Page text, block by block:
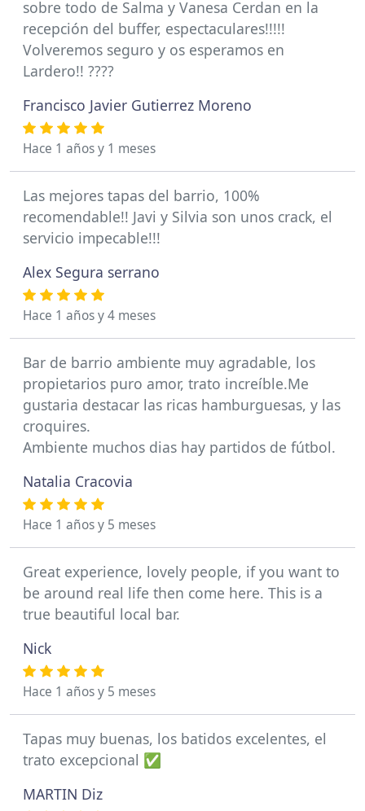
sobre todo de Salma y Vanesa Cerdan en la
recepción del buffer, espectaculares!!!!!
Volveremos seguro y os esperamos en
Lardero!! ????
Francisco Javier Gutierrez Moreno
Hace 1 años y 1 meses
Las mejores tapas del barrio, 100%
recomendable!! Javi y Silvia son unos crack, el
servicio impecable!!!
Alex Segura serrano
Hace 1 años y 4 meses
Bar de barrio ambiente muy agradable, los
propietarios puro amor, trato increíble.Me
gustaria destacar las ricas hamburguesas, y las
croquires.
Ambiente muchos dias hay partidos de fútbol.
Natalia Cracovia
Hace 1 años y 5 meses
Great experience, lovely people, if you want to
be around real life then come here. This is a
true beautiful local bar.
Nick
Hace 1 años y 5 meses
Tapas muy buenas, los batidos excelentes, el
trato excepcional ✅
MARTIN Diz